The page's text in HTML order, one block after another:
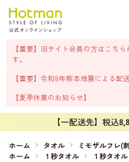
【重要】旧サイト会員の方はこち
す。
【重要】令和8年熊本地震による配
【夏季休業のお知らせ】
【一配送先】税込
ホーム タオル
ミモザルフレ(
ホーム
１秒タオル １秒タオ